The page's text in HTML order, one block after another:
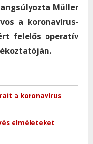
Müller
a koronavírus-
felelős operatív
a koronavírus
elméleteket